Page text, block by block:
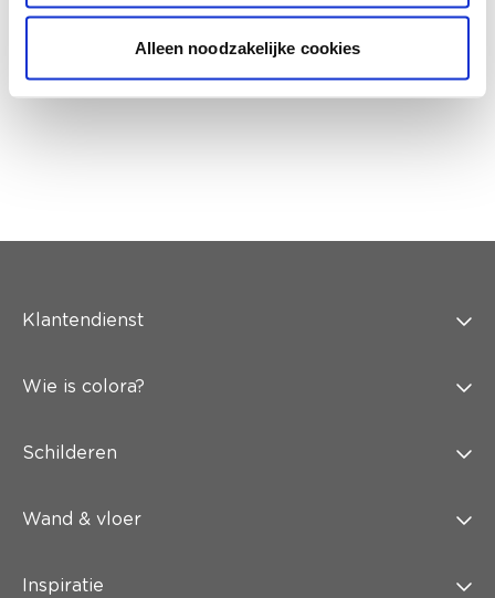
Alleen noodzakelijke cookies
Krijg ineens een technologische check-up
Klantendienst
Wie is colora?
Schilderen
Wand & vloer
Inspiratie